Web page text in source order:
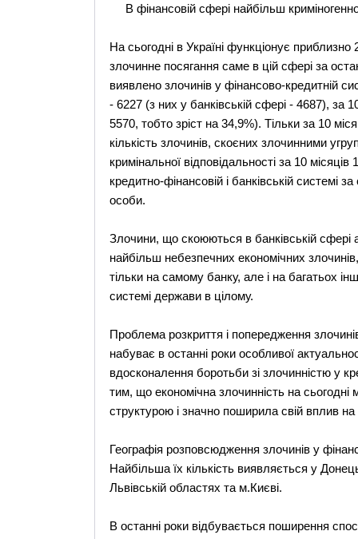
В фінансовій сфері найбільш
На сьогодні в Україні функціонує
злочинне посягання саме в цій сфері за
виявлено злочинів у фінансово-кредитній
- 6227 (з них у банківській сфері - 4687), за
5570, тобто зріст на 34,9%). Тільки за 10
кількість злочинів, скоєних злочинними
кримінальної відповідальності за 10
кредитно-фінансовій і банківській системі
особи.
Злочини, що скоюються в банківській сфері
найбільш небезпечних економічних
тільки на самому банку, але і на багатьох
системі держави в цілому.
Проблема розкриття і попередження
набуває в останні роки особливої
вдосконалення боротьби зі злочинністю у
тим, що економічна злочинність на сьогодні
структурою і значно поширила свій вплив
Географія розповсюдження злочинів у
Найбільша їх кількість виявляється у
Львівській областях та м.Києві.
В останні роки відбувається поширення